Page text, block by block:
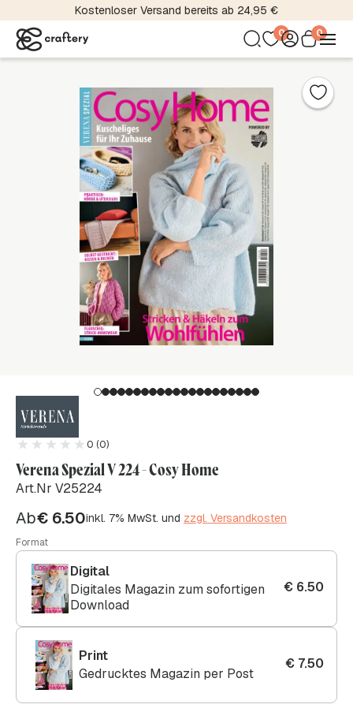
Kostenloser Versand bereits ab 24,95 €
0 0
0 (0)
Verena Spezial V 224 - Cosy Home
Art.Nr V25224
Ab€ 6.50inkl. 7% MwSt. und zzgl. Versandkosten
Format
Digital
Digitales Magazin zum sofortigen
Download
€ 6.50
Print
Gedrucktes Magazin per Post
€ 7.50